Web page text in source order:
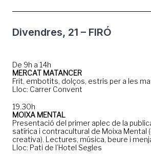
Divendres, 21 – FIRÓ
De 9h a 14h
MERCAT MATANCER
Frit, embotits, dolços, estris per a les
Lloc: Carrer Convent
19.30h
MOIXA MENTAL
Presentació del primer aplec de la
satírica i contracultural de Moixa Mental
creativa). Lectures, música, beure i
Lloc: Pati de l’Hotel Segles